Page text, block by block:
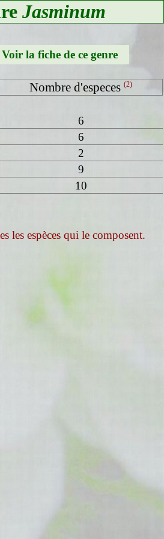
Jasminum
Voir la fiche de ce genre
Nombre d'especes (2)
6
6
2
9
10
les espèces qui le composent.